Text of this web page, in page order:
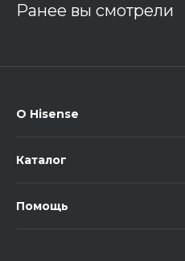
Ранее вы смотрели
О Hisense
Каталог
Помощь